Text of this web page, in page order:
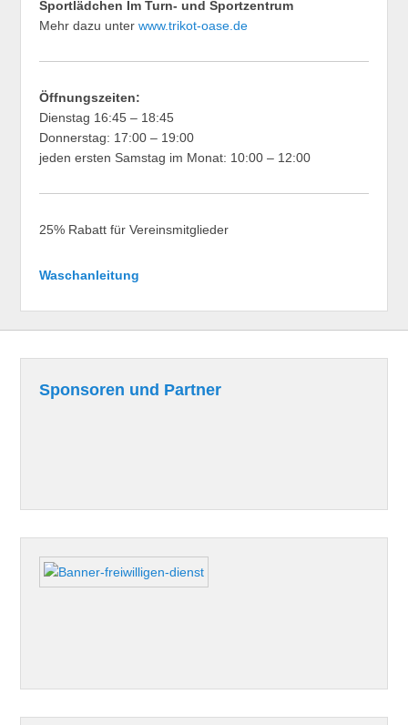
Sportlädchen Im Turn- und Sportzentrum
Mehr dazu unterwww.trikot-oase.de
Öffnungszeiten:
Dienstag 16:45 – 18:45
Donnerstag: 17:00 – 19:00
jeden ersten Samstag im Monat: 10:00 – 12:00
25% Rabatt für Vereinsmitglieder
Waschanleitung
Sponsoren und Partner